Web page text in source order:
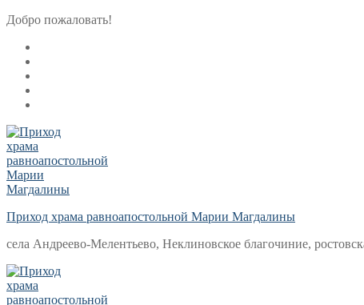
Перейти
содержимому
Меню
Закрыть
Добро пожаловать!
Приход храма равноапостольной Марии Магдалины
села Андреево-Мелентьево, Неклиновское благочиние,